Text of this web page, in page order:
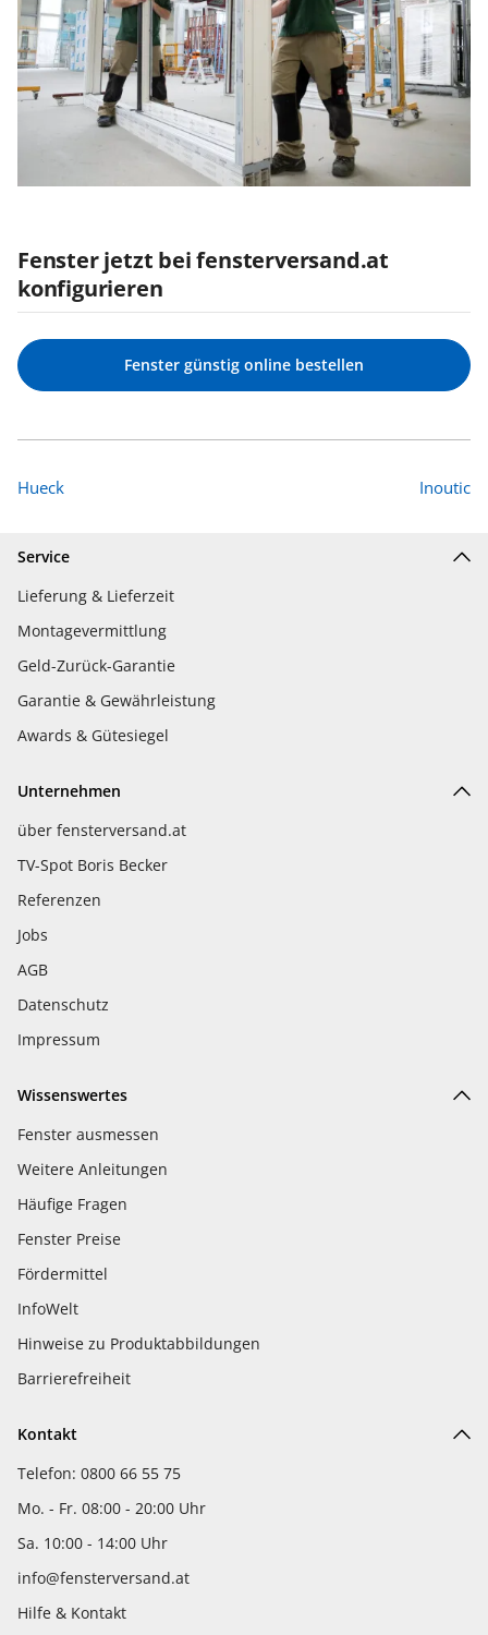
Fenster jetzt bei fensterversand.at
konfigurieren
Fenster günstig online bestellen
Hueck Inoutic
Service
Lieferung & Lieferzeit
Montagevermittlung
Geld-Zurück-Garantie
Garantie & Gewährleistung
Awards & Gütesiegel
Unternehmen
über fensterversand.at
TV-Spot Boris Becker
Referenzen
Jobs
AGB
Datenschutz
Impressum
Wissenswertes
Fenster ausmessen
Weitere Anleitungen
Häufige Fragen
Fenster Preise
Fördermittel
InfoWelt
Hinweise zu Produktabbildungen
Barrierefreiheit
Kontakt
Telefon: 0800 66 55 75
Mo. - Fr. 08:00 - 20:00 Uhr
Sa. 10:00 - 14:00 Uhr
info@fensterversand.at
Hilfe & Kontakt